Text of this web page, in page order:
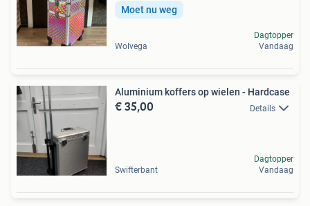
Moet nu weg
Wolvega
Dagtopper
Vandaag
Aluminium koffers op wielen - Hardcase
€ 35,00 Details
Swifterbant
Dagtopper
Vandaag